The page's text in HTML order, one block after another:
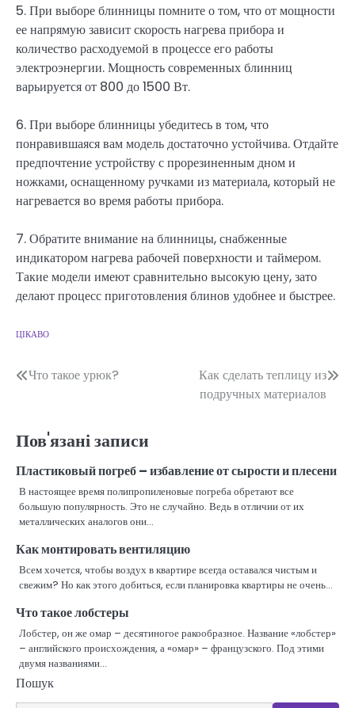
5. При выборе блинницы помните о том, что от мощности
ее напрямую зависит скорость нагрева прибора и
количество расходуемой в процессе его работы
электроэнергии. Мощность современных блинниц
варьируется от 800 до 1500 Вт.
6. При выборе блинницы убедитесь в том, что
понравившаяся вам модель достаточно устойчива. Отдайте
предпочтение устройству с прорезиненным дном и
ножками, оснащенному ручками из материала, который не
нагревается во время работы прибора.
7. Обратите внимание на блинницы, снабженные
индикатором нагрева рабочей поверхности и таймером.
Такие модели имеют сравнительно высокую цену, зато
делают процесс приготовления блинов удобнее и быстрее.
ЦІКАВО
Навігація
Что такое урюк?
Как сделать теплицу из
подручных материалов
Пов'язані записи
Пластиковый погреб – избавление от сырости и плесени
В настоящее время полипропиленовые погреба обретают все
большую популярность. Это не случайно. Ведь в отличии от их
металлических аналогов они…
Как монтировать вентиляцию
Всем хочется, чтобы воздух в квартире всегда оставался чистым и
свежим? Но как этого добиться, если планировка квартиры не очень…
Что такое лобстеры
Лобстер, он же омар – десятиногое ракообразное. Название «лобстер»
– английского происхождения, а «омар» – французского. Под этими
двумя названиями…
Пошук